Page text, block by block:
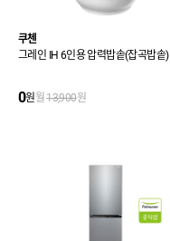
쿠첸
그레인 IH 6인용 압력밥솥(잡곡밥솥)
0원월13,900원